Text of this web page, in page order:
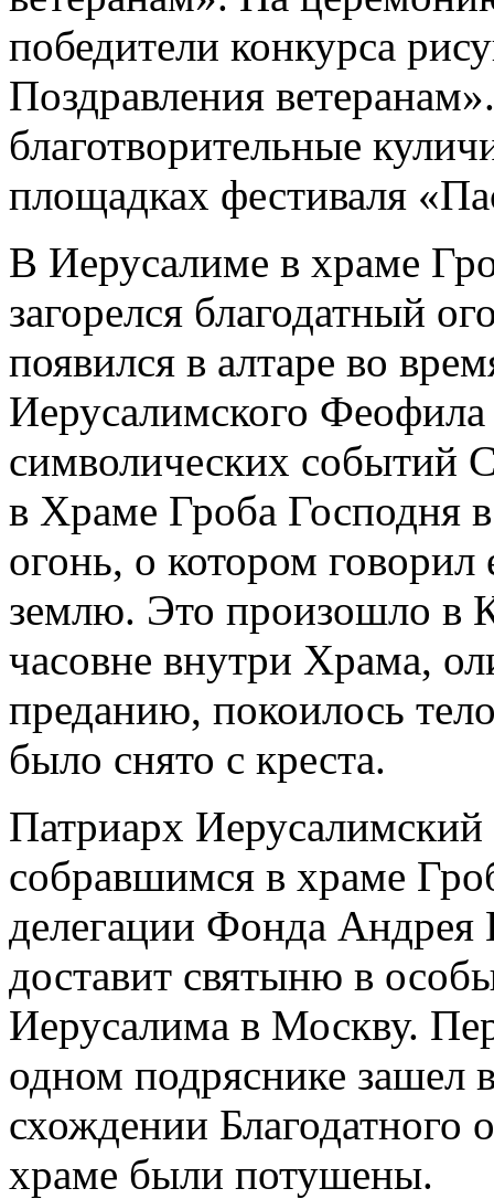
победители конкурса
Поздравления
благотворительные
площадках фестиваля
В Иерусалиме в храме
загорелся благодатный
появился в алтаре во
Иерусалимского
символических событий
в Храме Гроба Господня
огонь, о котором
землю. Это произошло в
часовне внутри Храма,
преданию, покоилось
было снято с креста.
Патриарх
собравшимся в храме
делегации Фонда Андрея
доставит святыню в
Иерусалима в Москву.
одном подряснике зашел
схождении Благодатного
храме были потушены.